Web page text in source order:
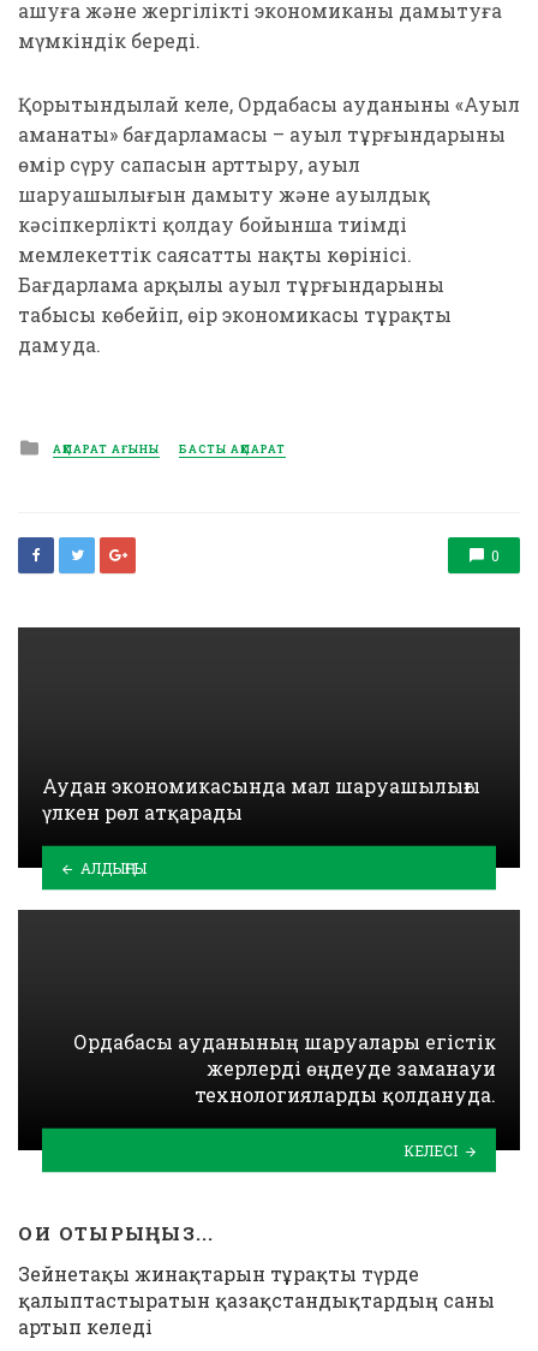
ашуға және жергілікті экономиканы дамытуға
мүмкіндік береді.
Қорытындылай келе, Ордабасы ауданының «Ауыл
аманаты» бағдарламасы – ауыл тұрғындарының
өмір сүру сапасын арттыру, ауыл
шаруашылығын дамыту және ауылдық
кәсіпкерлікті қолдау бойынша тиімді
мемлекеттік саясаттың нақты көрінісі.
Бағдарлама арқылы ауыл тұрғындарының
табысы көбейіп, өңір экономикасы тұрақты
дамуда.
Posted
in
АҚПАРАТ АҒЫНЫ БАСТЫ АҚПАРАТ
0
Аудан экономикасында мал шаруашылығы
үлкен рөл атқарады
АЛДЫҢҒЫ
Ордабасы ауданының шаруалары егістік
жерлерді өңдеуде заманауи
технологияларды қолдануда.
КЕЛЕСІ
ОҚИ ОТЫРЫҢЫЗ...
Зейнетақы жинақтарын тұрақты түрде
қалыптастыратын қазақстандықтардың саны
артып келеді